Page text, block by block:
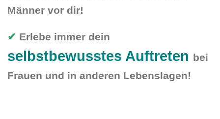
Männer vor dir!
✔ Erlebe immer dein
selbstbewusstes Auftreten bei
Frauen und in anderen Lebenslagen!